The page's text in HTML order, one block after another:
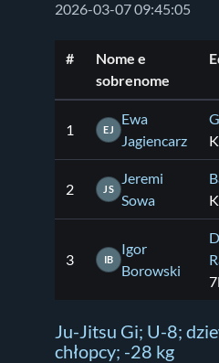
2026-03-07 09:45:05
#
Nome e
sobrenome
1 EJ
Ewa
Jagiencarz
2 JS
Jeremi
Sowa
3 IB
Igor
Borowski
Ju-Jitsu Gi; U-8;
chłopcy; -28 kg